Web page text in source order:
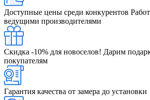
Доступные цены среди конкурентов
ведущими производителями
Скидка -10% для новоселов! Дарим
покупателям
Гарантия качества от замера до установки